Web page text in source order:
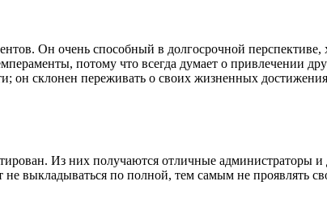
Он очень способный в долгосрочной
потому что всегда думает о привлечении
он склонен переживать о своих жизненных
Из них получаются отличные администраторы
выкладываться по полной, тем самым не проявлять